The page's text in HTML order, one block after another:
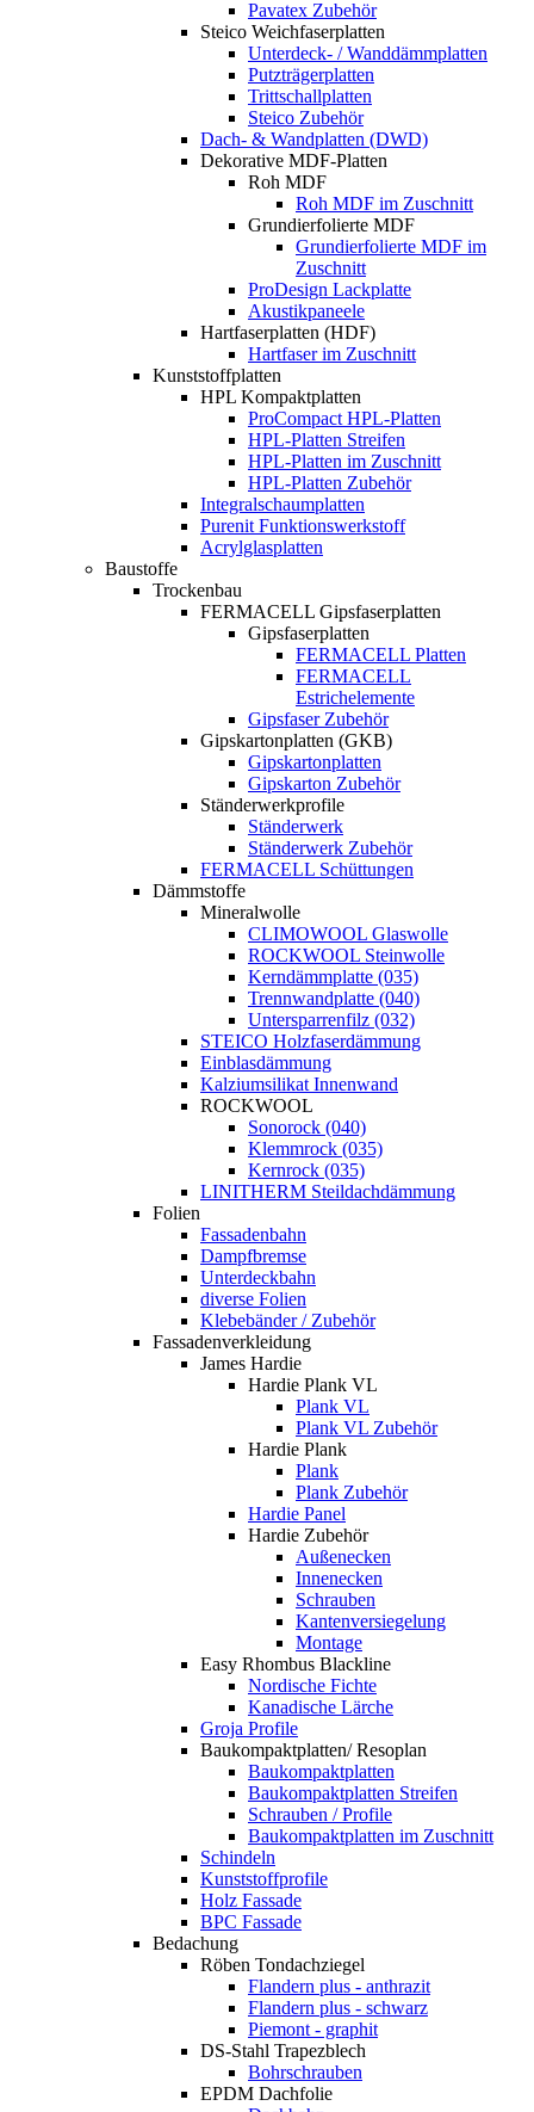
Pavatex Zubehör
Steico Weichfaserplatten
Unterdeck- / Wanddämmplatten
Putzträgerplatten
Trittschallplatten
Steico Zubehör
Dach- & Wandplatten (DWD)
Dekorative MDF-Platten
Roh MDF
Roh MDF im Zuschnitt
Grundierfolierte MDF
Grundierfolierte MDF im
Zuschnitt
ProDesign Lackplatte
Akustikpaneele
Hartfaserplatten (HDF)
Hartfaser im Zuschnitt
Kunststoffplatten
HPL Kompaktplatten
ProCompact HPL-Platten
HPL-Platten Streifen
HPL-Platten im Zuschnitt
HPL-Platten Zubehör
Integralschaumplatten
Purenit Funktionswerkstoff
Acrylglasplatten
Baustoffe
Trockenbau
FERMACELL Gipsfaserplatten
Gipsfaserplatten
FERMACELL Platten
FERMACELL
Estrichelemente
Gipsfaser Zubehör
Gipskartonplatten (GKB)
Gipskartonplatten
Gipskarton Zubehör
Ständerwerkprofile
Ständerwerk
Ständerwerk Zubehör
FERMACELL Schüttungen
Dämmstoffe
Mineralwolle
CLIMOWOOL Glaswolle
ROCKWOOL Steinwolle
Kerndämmplatte (035)
Trennwandplatte (040)
Untersparrenfilz (032)
STEICO Holzfaserdämmung
Einblasdämmung
Kalziumsilikat Innenwand
ROCKWOOL
Sonorock (040)
Klemmrock (035)
Kernrock (035)
LINITHERM Steildachdämmung
Folien
Fassadenbahn
Dampfbremse
Unterdeckbahn
diverse Folien
Klebebänder / Zubehör
Fassadenverkleidung
James Hardie
Hardie Plank VL
Plank VL
Plank VL Zubehör
Hardie Plank
Plank
Plank Zubehör
Hardie Panel
Hardie Zubehör
Außenecken
Innenecken
Schrauben
Kantenversiegelung
Montage
Easy Rhombus Blackline
Nordische Fichte
Kanadische Lärche
Groja Profile
Baukompaktplatten/ Resoplan
Baukompaktplatten
Baukompaktplatten Streifen
Schrauben / Profile
Baukompaktplatten im Zuschnitt
Schindeln
Kunststoffprofile
Holz Fassade
BPC Fassade
Bedachung
Röben Tondachziegel
Flandern plus - anthrazit
Flandern plus - schwarz
Piemont - graphit
DS-Stahl Trapezblech
Bohrschrauben
EPDM Dachfolie